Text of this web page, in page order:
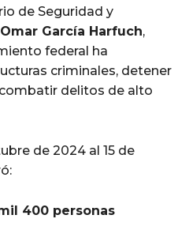
de Seguridad y
Omar García Harfuch,
federal ha
criminales, detener
delitos de alto
de 2024 al 15 de
400 personas